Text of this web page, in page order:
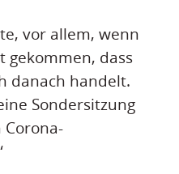
vor allem, wenn
gekommen, dass
danach handelt.
Sondersitzung